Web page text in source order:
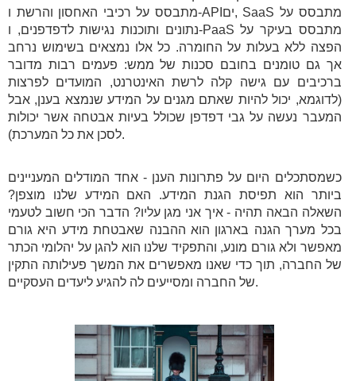
מתבסס על רכיבי האחסון והרשת ו-APIים, SaaS מתבסס על
נתונים ותוכנות נגישות לדפדפנים, ו-PaaS מתבסס בעיקר על
הפצה ללא בעלות על החומרה. כל אלו נמצאים בשימוש נרחב
אך גם טומנים בחובם סכנות של ממש: פעמים רבות מדובר
ברכיבים עם גישה קלה לרשת האינטרנט, המועדים לפרצות
(לדוגמא, יכול להיות שאתם מגנים על המידע שנמצא בענן, אבל
המעבר נעשה על גבי דפדפן שכולל בעיות אבטחה אשר יכולות
לסכן את כל המערכת).
כשמסתכלים היום על פתרונות הענן - אחד המודלים המעניינים
ביותר הוא תפיסת הגנת המידע. האם המידע שלנו מוצפן?
השאלה הבאה תהיה - איך אני מגן עליו? הדבר הכי חשוב לטעמי
בכל מערך הגנה בארגון הוא ההבנה שאבטחת מידע היא גורם
מאפשר ולא גורם מונע, והתפקיד שלנו הוא להגן על יהלומי הכתר
של החברה, תוך כדי שאנו מאפשרים את המשך פעילותה התקין
של החברה ומסייעים לה להגיע ליעדים העסקיים.